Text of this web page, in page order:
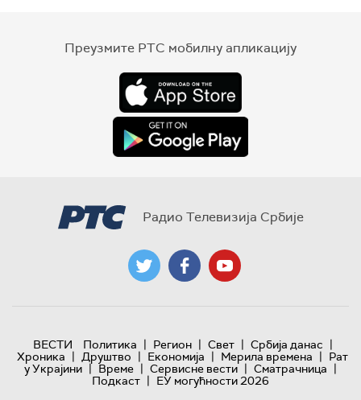
Преузмите РТС мобилну апликацију
Радио Телевизија Србије
ВЕСТИ Политика | Регион | Свет | Србија данас |
Хроника | Друштво | Економија | Мерила времена | Рат
у Украјини | Време | Сервисне вести | Сматрачница |
Подкаст | ЕУ могућности 2026